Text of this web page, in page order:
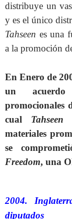
distribuye un
y es el único
Tahseen es una
a la promoción
En Enero de
un acuerdo
promocionales
cual Tahseen
materiales
se
Freedom, una
2004.
diputados